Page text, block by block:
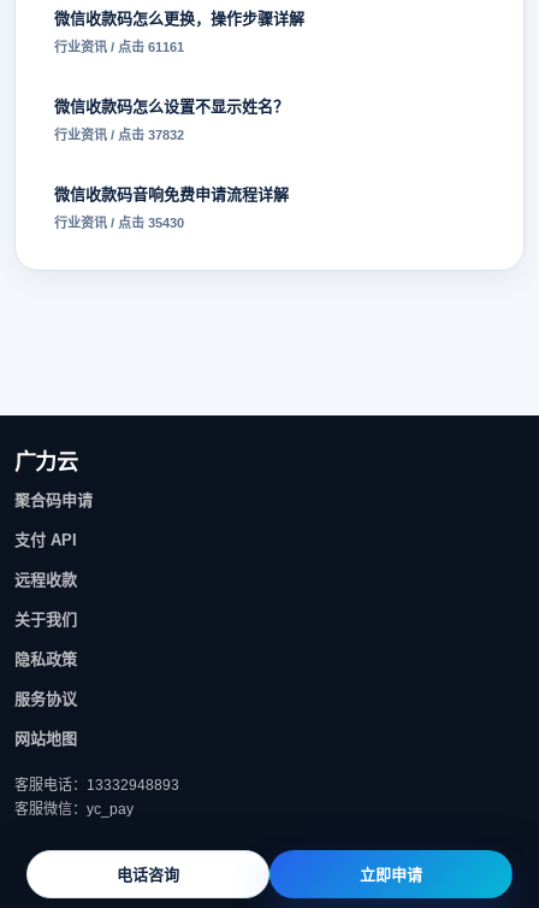
微信收款码怎么更换，操作步骤详解
行业资讯 / 点击 61161
微信收款码怎么设置不显示姓名？
行业资讯 / 点击 37832
微信收款码音响免费申请流程详解
行业资讯 / 点击 35430
广力云
聚合码申请
支付 API
远程收款
关于我们
隐私政策
服务协议
网站地图
客服电话：13332948893
客服微信：yc_pay
电话咨询 立即申请